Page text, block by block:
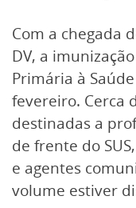
Com a chegada
DV, a
Primária à
fevereiro. Cerca
destinadas a
de frente do
e agentes
volume estiver